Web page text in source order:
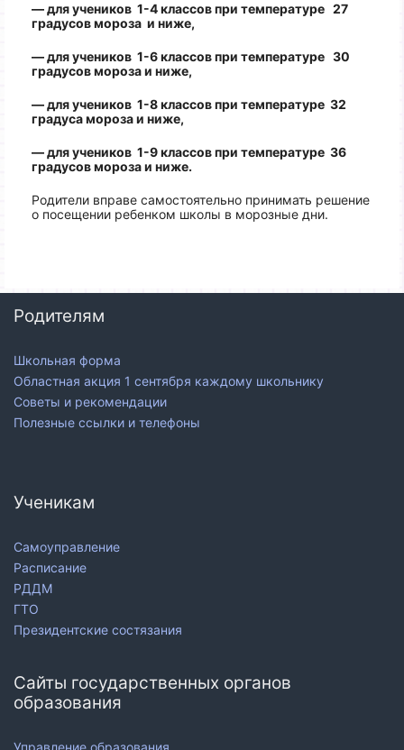
— для учеников 1-4 классов при температуре 27
градусов мороза и ниже,
— для учеников 1-6 классов при температуре 30
градусов мороза и ниже,
— для учеников 1-8 классов при температуре 32
градуса мороза и ниже,
— для учеников 1-9 классов при температуре 36
градусов мороза и ниже.
Родители вправе самостоятельно принимать решение
о посещении ребенком школы в морозные дни.
Родителям
Школьная форма
Областная акция 1 сентября каждому школьнику
Советы и рекомендации
Полезные ссылки и телефоны
Ученикам
Самоуправление
Расписание
РДДМ
ГТО
Президентские состязания
Сайты государственных органов
образования